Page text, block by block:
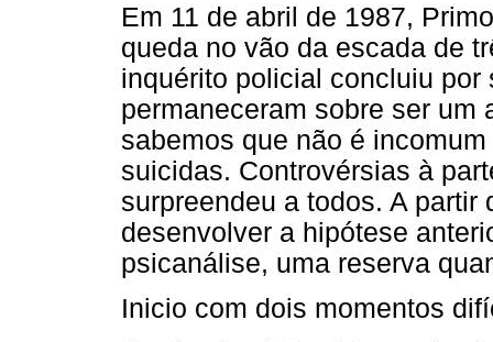
Em 11 de abril de 1987,
queda no vão da escada de
inquérito policial concluiu
permaneceram sobre ser um
sabemos que não é
suicidas. Controvérsias à
surpreendeu a todos. A
desenvolver a hipótese
psicanálise, uma reserva
Inicio com dois momentos